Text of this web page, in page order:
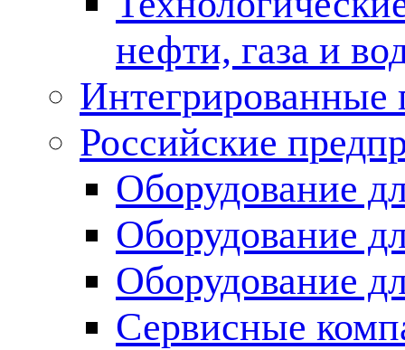
нефти, газа и
Российские
Оборудование
Оборудование
Оборудование
Сервисные